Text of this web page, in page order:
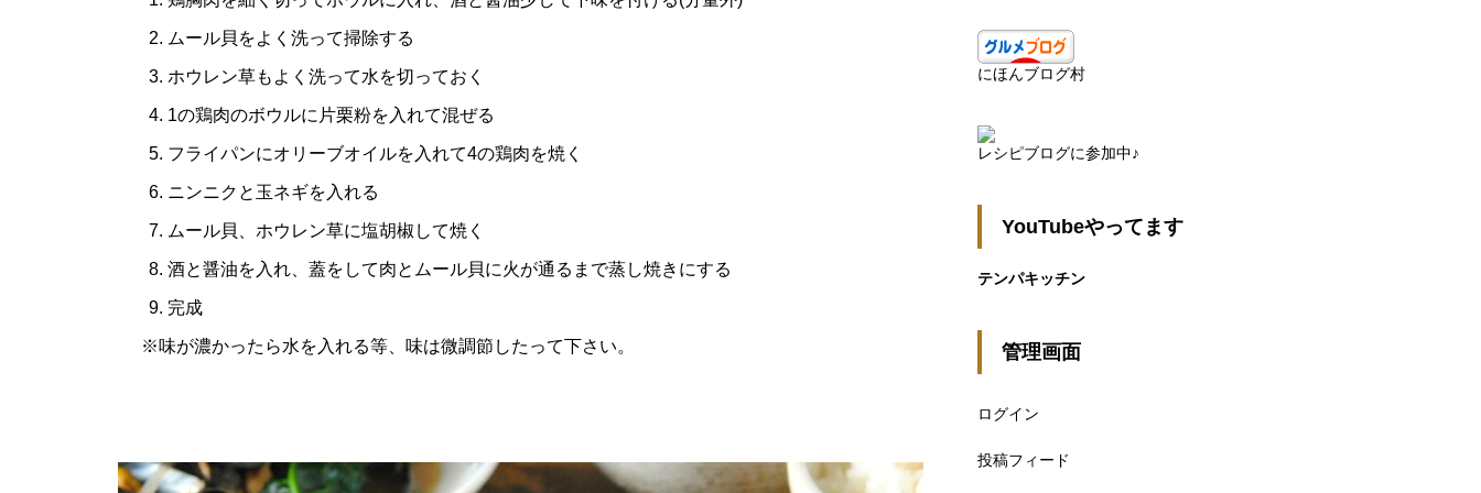
ムール貝をよく洗って掃除する
ホウレン草もよく洗って水を切っておく
1の鶏肉のボウルに片栗粉を入れて混ぜる
フライパンにオリーブオイルを入れて4の鶏肉を焼く
ニンニクと玉ネギを入れる
ムール貝、ホウレン草に塩胡椒して焼く
酒と醤油を入れ、蓋をして肉とムール貝に火が通るまで蒸し焼きにする
完成
※味が濃かったら水を入れる等、味は微調節したって下さい。
にほんブログ村
レシピブログに参加中♪
YouTubeやってます
テンパキッチン
管理画面
ログイン
投稿フィード